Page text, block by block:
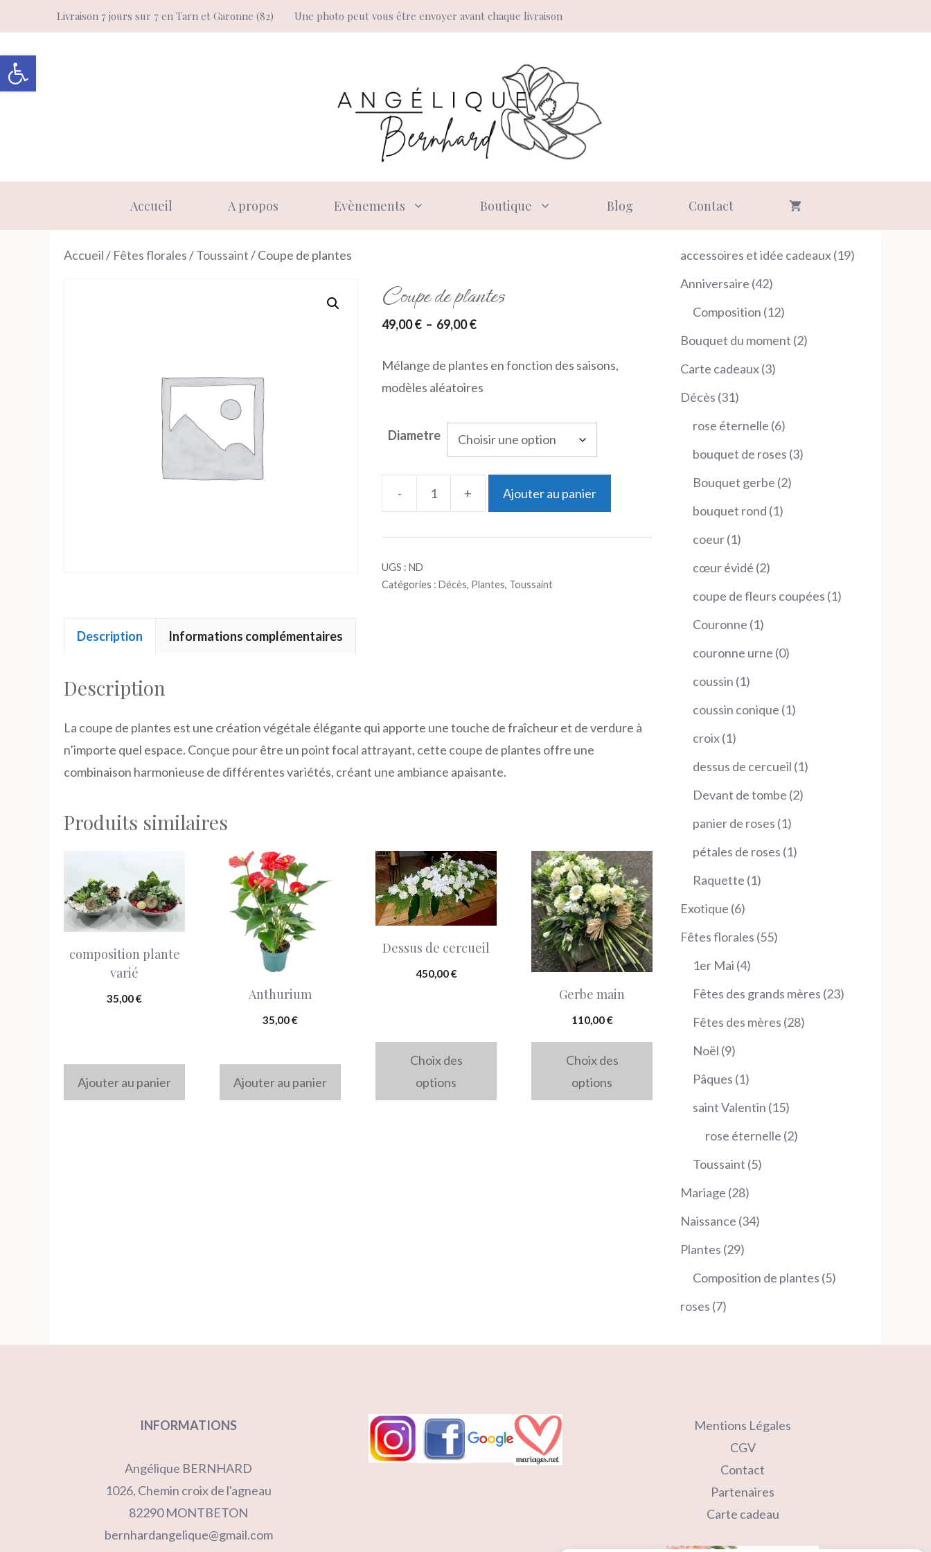
Ouvrir la barre d’outils
au
contenu
Livraison 7 jours sur 7 en Tarn et Garonne (82) Une photo peut vous être envoyer avant chaque livraison
Accueil A propos Evènements Boutique Blog Contact
Accueil/ Fêtes florales/Toussaint/ Coupe de plantes
Coupe de plantes
49,00€ – 69,00€Plage
prix :
49,00 €
69,00 €
Mélange de plantes en fonction des saisons,
modèles aléatoires
Diametre
-
de
plantes
+ Ajouter au panier
UGS : ND
Catégories : Décès, Plantes, Toussaint
Description Informations complémentaires
Description
La coupe de plantes est une création végétale élégante qui apporte une touche de fraîcheur et de verdure à
n’importe quel espace. Conçue pour être un point focal attrayant, cette coupe de plantes offre une
combinaison harmonieuse de différentes variétés, créant une ambiance apaisante.
Produits similaires
composition plante
varié
35,00€
Ajouter au panier
Anthurium
35,00€
Ajouter au panier
Dessus de cercueil
450,00€
Choix des
options
Ce
produit
a
plusieurs
variations.
être
choisies
la
Gerbe main
110,00€
Choix des
options
Ce
produit
a
plusieurs
variations.
Les
options
peuvent
être
choisies
la
accessoires et idée cadeaux 1919
Anniversaire 4242
produits
Composition 1212
produits
Bouquet du moment 22
Carte cadeaux 33
Décès 3131
produits
rose éternelle 66
produits
bouquet de roses 33
Bouquet gerbe 22
bouquet rond 11
coeur 11
produit
cœur évidé 22
produits
coupe de fleurs coupées 11
Couronne 11
produit
couronne urne 00
coussin 11
produit
coussin conique 11
croix 11
produit
dessus de cercueil 11
Devant de tombe 22
panier de roses 11
produit
pétales de roses 11
Raquette 11
Exotique 66
produits
Fêtes florales 5555
1er Mai 44
produits
Fêtes des grands mères 2323
Fêtes des mères 2828
Noël 99
produits
Pâques 11
produit
saint Valentin 1515
produits
rose éternelle 22
Toussaint 55
Mariage 2828
produits
Naissance 3434
Plantes 2929
produits
Composition de plantes 55
roses 77
INFORMATIONS
Angélique BERNHARD
1026, Chemin croix de l'agneau
82290 MONTBETON
bernhardangelique@gmail.com
Mentions Légales
CGV
Contact
Partenaires
Carte cadeau